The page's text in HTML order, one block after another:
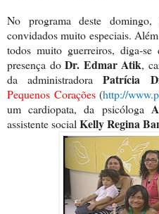
No programa deste
convidados muito especiais.
todos muito guerreiros, diga-
presença do Dr. Edmar Atik,
da administradoraPatrícia
Pequenos Corações(http://
um cardiopata, da psicóloga
assistente socialKelly Regina